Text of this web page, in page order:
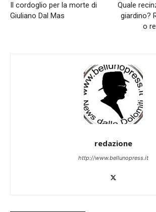
Il cordoglio per la morte di
Giuliano Dal Mas
Quale
giardino?
o
redazione
http://www.bellunopress.it